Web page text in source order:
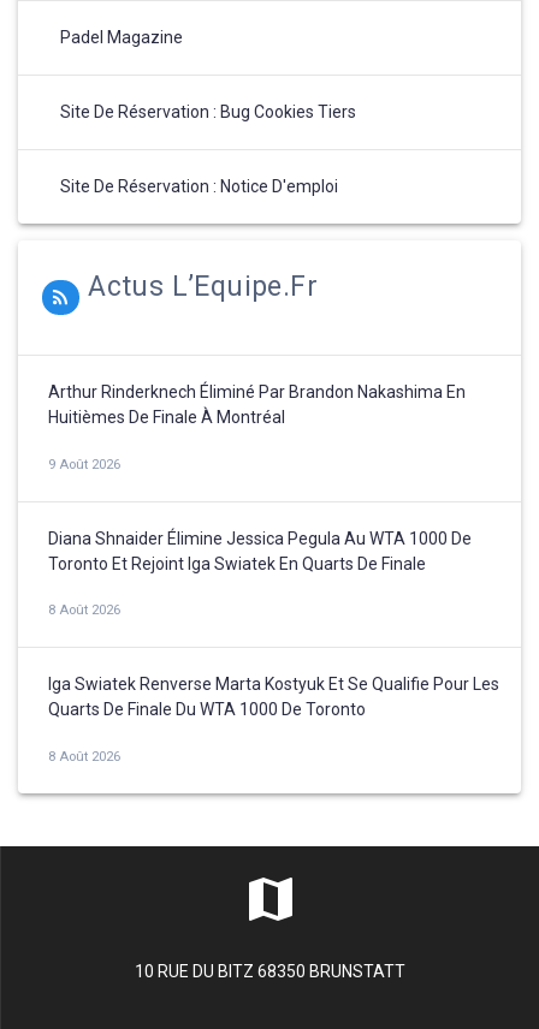
Padel Magazine
Site De Réservation : Bug Cookies Tiers
Site De Réservation : Notice D'emploi
Actus L’Equipe.fr
Arthur Rinderknech Éliminé Par Brandon Nakashima En
Huitièmes De Finale À Montréal
9 Août 2026
Diana Shnaider Élimine Jessica Pegula Au WTA 1000 De
Toronto Et Rejoint Iga Swiatek En Quarts De Finale
8 Août 2026
Iga Swiatek Renverse Marta Kostyuk Et Se Qualifie Pour Les
Quarts De Finale Du WTA 1000 De Toronto
8 Août 2026
10 RUE DU BITZ 68350 BRUNSTATT